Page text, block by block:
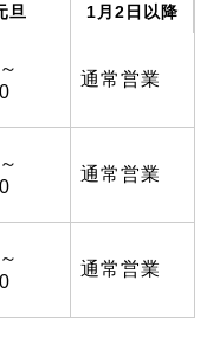
旦 1月2日以降
通常営業
通常営業
通常営業